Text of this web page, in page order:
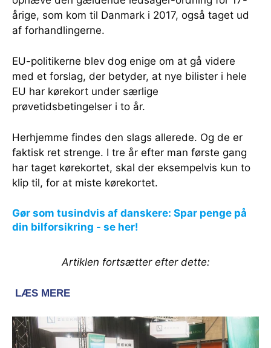
årige, som kom til Danmark i 2017, også taget ud
af forhandlingerne.
EU-politikerne blev dog enige om at gå videre
med et forslag, der betyder, at nye bilister i hele
EU har kørekort under særlige
prøvetidsbetingelser i to år.
Herhjemme findes den slags allerede. Og de er
faktisk ret strenge. I tre år efter man første gang
har taget kørekortet, skal der eksempelvis kun to
klip til, for at miste kørekortet.
Gør som tusindvis af danskere: Spar penge på
din bilforsikring - se her!
Artiklen fortsætter efter dette: